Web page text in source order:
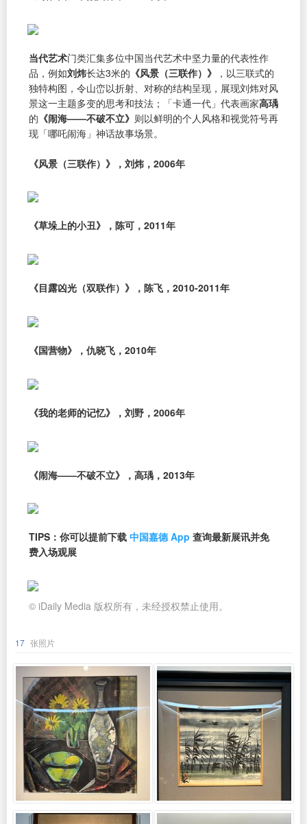
当代艺术门类汇集多位中国当代艺术中坚力量的代表性作
品，例如刘炜长达3米的 《风景（三联作）》
，以三联式的
独特构图，令山峦以折射、对称的结构呈现，展现刘炜对风
景这一主题多变的思考和技法；「卡通一代」代表画家高瑀
的 《闹海——不破不立》 则以鲜明的个人风格和视觉符号再
现「哪吒闹海」神话故事场景。
《风景（三联作）》，刘炜，2006年
《草垛上的小丑》，陈可，2011年
《目露凶光（双联作）》，陈飞，2010-2011年
《国营物》，仇晓飞，2010年
《我的老师的记忆》，刘野，2006年
《闹海——不破不立》，高瑀，2013年
TIPS：你可以提前下载 中国嘉德 App 查询最新展讯并免
费入场观展
© iDaily Media 版权所有，未经授权禁止使用。
17 张照片